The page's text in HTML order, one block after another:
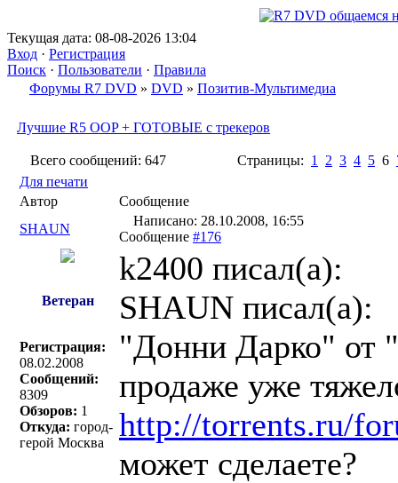
Текущая дата: 08-08-2026 13:04
Вход · Регистрация
Поиск · Пользователи · Правила
Форумы R7 DVD » DVD » Позитив-Мультимедиа
Лучшие R5 OOP + ГОТОВЫЕ с трекеров
Всего сообщений: 647 Страницы: 1 2 3 4 5 6
Для печати
Автор
Сообщение
SHAUN
Написано: 28.10.2008, 16:55
Сообщение #176
Ветеран
Регистрация:
08.02.2008
Сообщений:
8309
Обзоров: 1
Откуда: город-
герой Москва
k2400 писал(a):
SHAUN писал(a):
"Донни Дарко" от
продаже уже
http://torrents.ru/
может сделаете?